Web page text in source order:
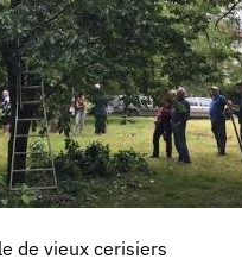
de vieux cerisiers